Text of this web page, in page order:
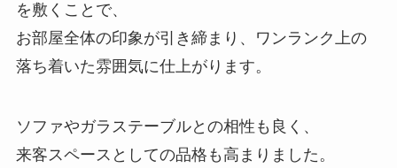
を敷くことで、
お部屋全体の印象が引き締まり、ワンランク上の
落ち着いた雰囲気に仕上がります。
ソファやガラステーブルとの相性も良く、
来客スペースとしての品格も高まりました。